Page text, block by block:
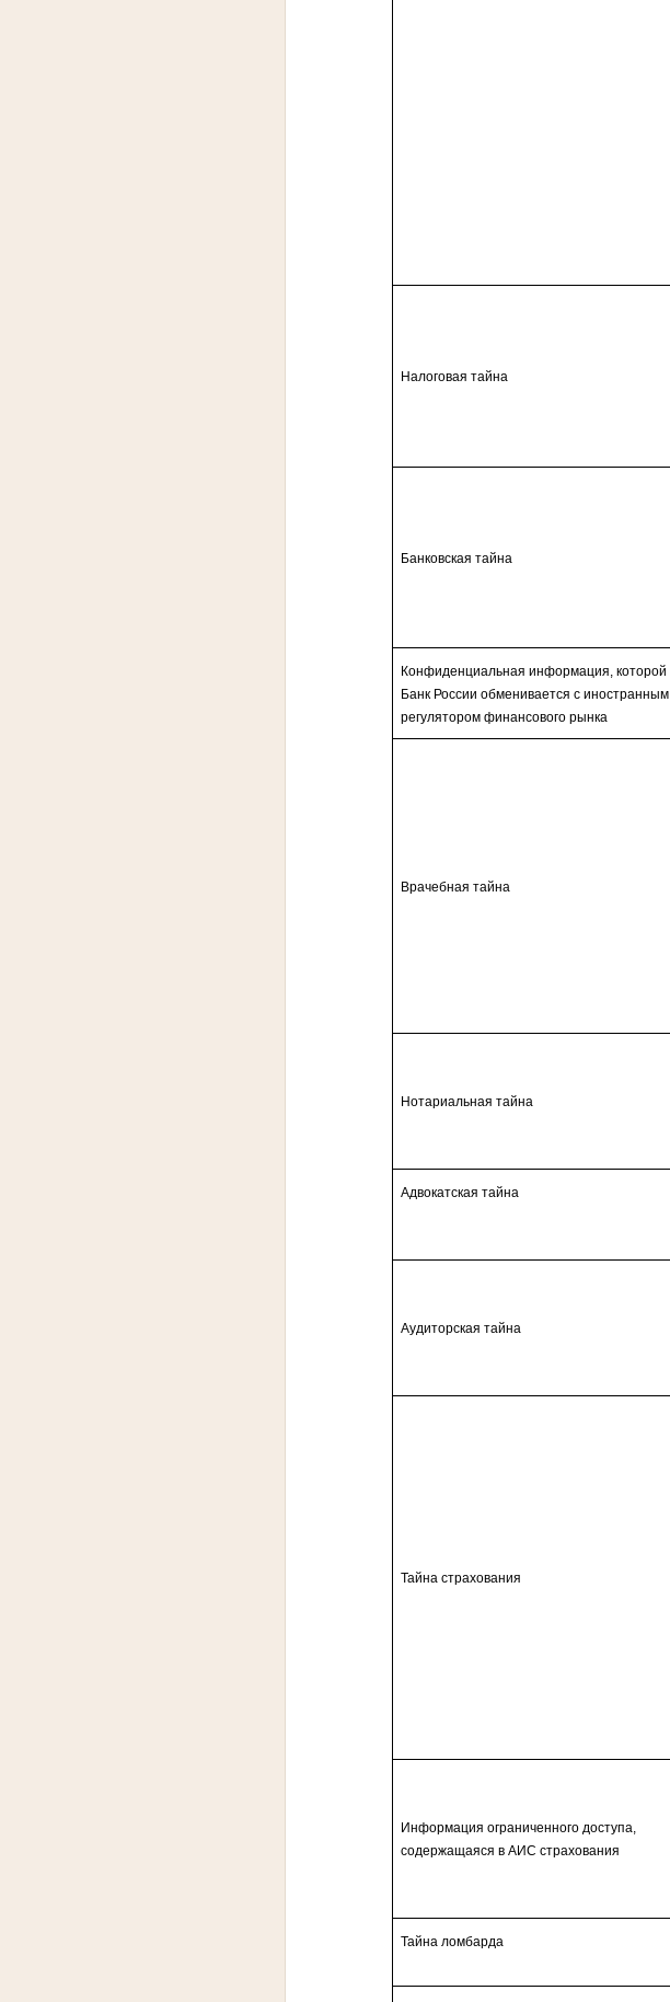
Налоговая тайна
Банковская тайна
Конфиденциальная информация, которой
Банк России обменивается с иностранным
регулятором финансового рынка
Врачебная тайна
Нотариальная тайна
Адвокатская тайна
Аудиторская тайна
Тайна страхования
Информация ограниченного доступа,
содержащаяся в АИС страхования
Тайна ломбарда